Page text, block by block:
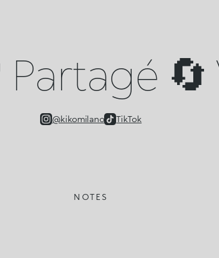
🔄
@kikomilano TikTok
NOTES